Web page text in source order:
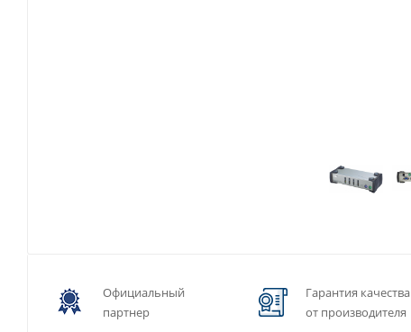
Официальный
партнер
Гарантия качества
от производителя